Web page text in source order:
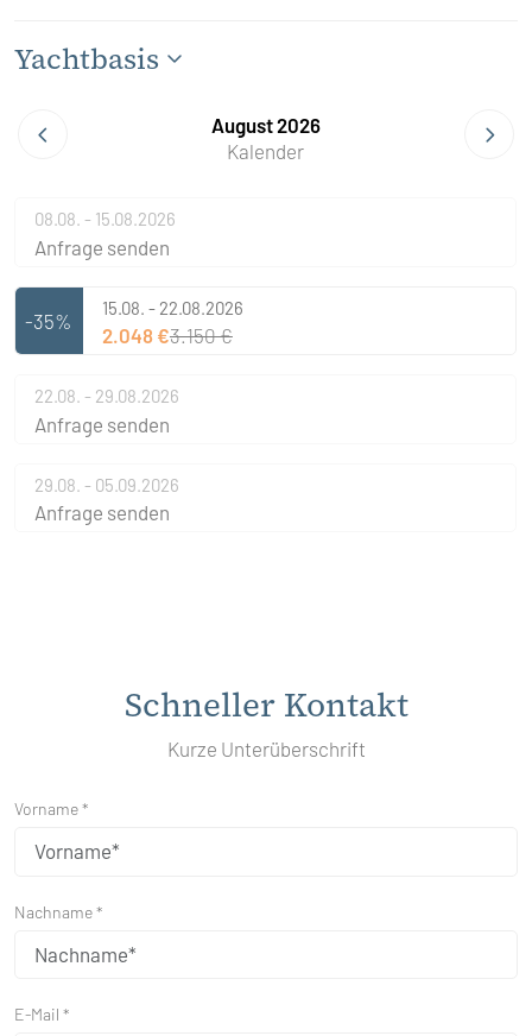
Yachtbasis
August 2026
Kalender
08.08. - 15.08.2026
Anfrage senden
-35%
15.08. - 22.08.2026
2.048 €3.150 €
22.08. - 29.08.2026
Anfrage senden
29.08. - 05.09.2026
Anfrage senden
Schneller Kontakt
Kurze Unterüberschrift
Vorname *
Nachname *
E-Mail *